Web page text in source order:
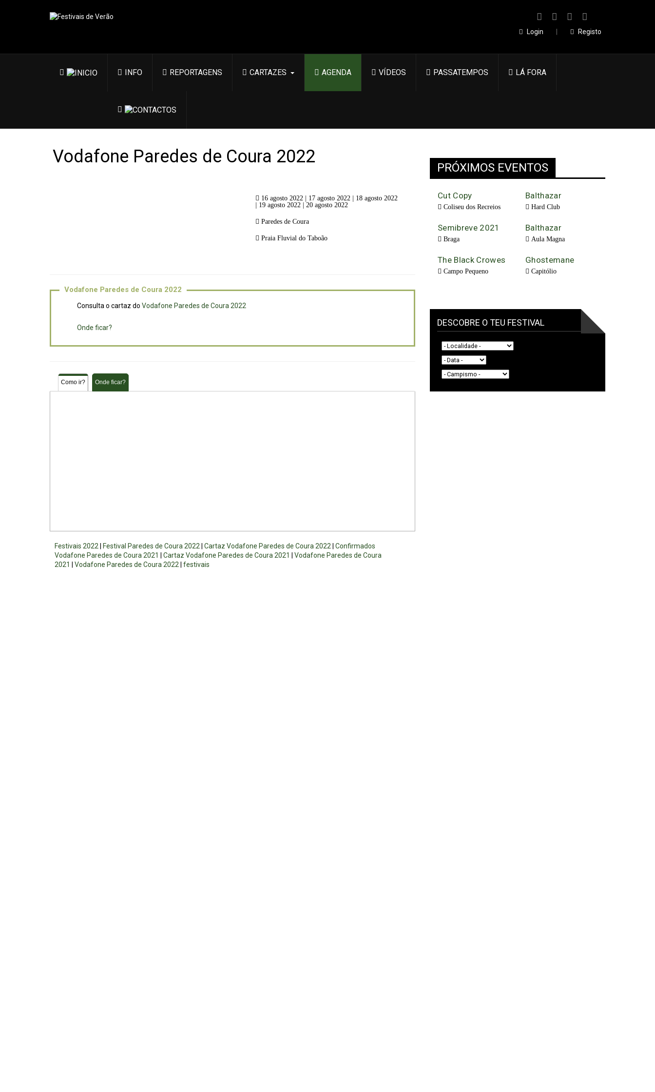
Login Registo
INFO REPORTAGENS CARTAZES AGENDA VÍDEOS PASSATEMPOS LÁ FORA
Vodafone Paredes de Coura 2022
16 agosto 2022 | 17 agosto 2022 | 18 agosto 2022
| 19 agosto 2022 | 20 agosto 2022
Paredes de Coura
Praia Fluvial do Taboão
Vodafone Paredes de Coura 2022
Consulta o cartaz do Vodafone Paredes de Coura 2022
Onde ficar?
Como ir? Onde ficar?
Festivais 2022 Festival Paredes de Coura 2022 Cartaz Vodafone Paredes de Coura 2022
Confirmados
Vodafone Paredes de Coura 2021
Cartaz Vodafone Paredes de Coura 2021
Vodafone Paredes de Coura
2021
Vodafone Paredes de Coura 2022 festivais
PRÓXIMOS EVENTOS
Cut Copy
Coliseu dos Recreios
Balthazar
Hard Club
Semibreve 2021
Braga
Balthazar
Aula Magna
The Black Crowes
Campo Pequeno
Ghostemane
Capitólio
DESCOBRE O TEU FESTIVAL